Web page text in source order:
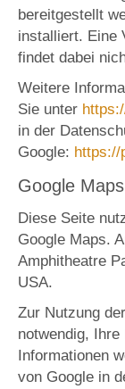
bereitgestellt
installiert. Eine
findet dabei
Weitere
Sie unter
in der
Google: https://
Google Maps
Diese Seite
Google Maps.
Amphitheatre
USA.
Zur Nutzung
notwendig,
Informationen
von Google in